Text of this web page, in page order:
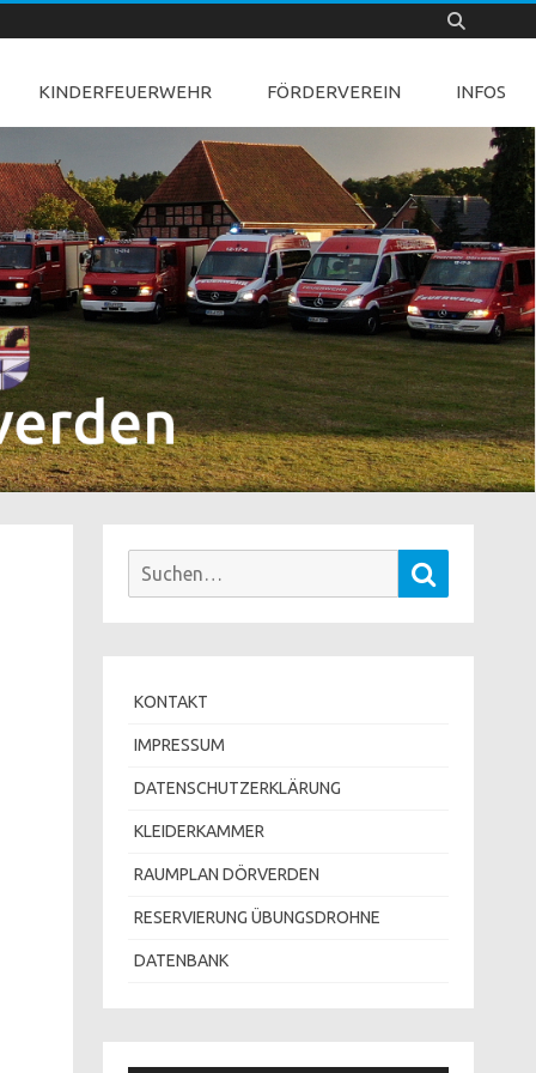
KINDERFEUERWEHR FÖRDERVEREIN INFOS
Suchen
KONTAKT
IMPRESSUM
DATENSCHUTZERKLÄRUNG
KLEIDERKAMMER
RAUMPLAN DÖRVERDEN
RESERVIERUNG ÜBUNGSDROHNE
DATENBANK